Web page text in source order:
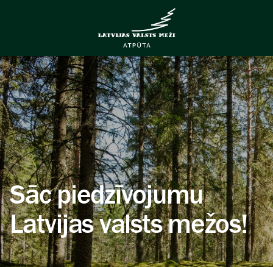
Sāc piedzīvojumu
Latvijas valsts mežos!